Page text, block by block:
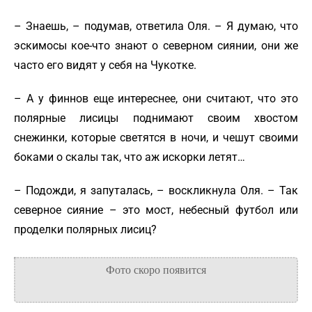
– Знаешь, – подумав, ответила Оля. – Я думаю, что
эскимосы кое-что знают о северном сиянии, они же
часто его видят у себя на Чукотке.
– А у финнов еще интереснее, они считают, что это
полярные лисицы поднимают своим хвостом
снежинки, которые светятся в ночи, и чешут своими
боками о скалы так, что аж искорки летят…
– Подожди, я запуталась, – воскликнула Оля. – Так
северное сияние – это мост, небесный футбол или
проделки полярных лисиц?